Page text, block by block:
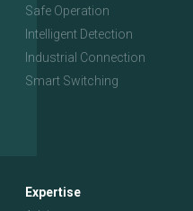
Safe Operation
Intelligent Detection
Industrial Connection
Smart Switching
Expertise